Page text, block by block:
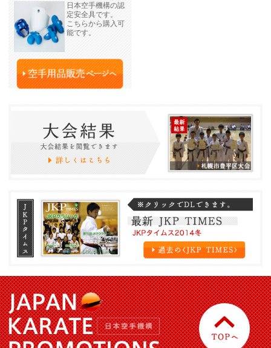
日本空手機構の認
定安全具です。
こちらから購入可
能です。